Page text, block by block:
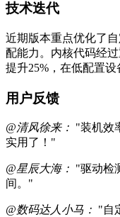
技术迭代
近期版本重点优化了
配能力。内核代码经
提升25%，在低配置设
用户反馈
@清风徐来： "装机效
实用了！"
@星辰大海： "驱动检
间。"
@数码达人小马： "自